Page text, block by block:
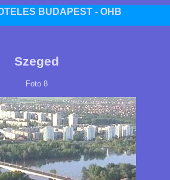
BUDAPEST - OHB
Szeged
Foto 8